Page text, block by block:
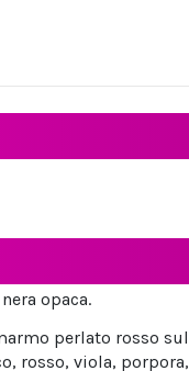
opaca.
perlato rosso
rosso, viola,